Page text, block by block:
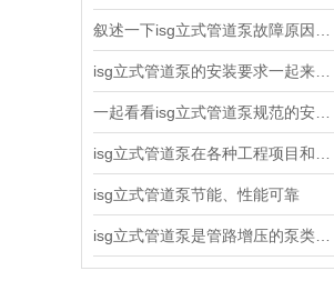
isg立式管道泵节能、性能可靠